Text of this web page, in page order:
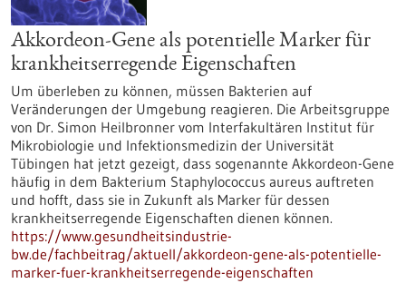
Akkordeon-Gene als potentielle Marker für
krankheitserregende Eigenschaften
Um überleben zu können, müssen Bakterien auf
Veränderungen der Umgebung reagieren. Die Arbeitsgruppe
von Dr. Simon Heilbronner vom Interfakultären Institut für
Mikrobiologie und Infektionsmedizin der Universität
Tübingen hat jetzt gezeigt, dass sogenannte Akkordeon-Gene
häufig in dem Bakterium Staphylococcus aureus auftreten
und hofft, dass sie in Zukunft als Marker für dessen
krankheitserregende Eigenschaften dienen können.
https://www.gesundheitsindustrie-
bw.de/fachbeitrag/aktuell/akkordeon-gene-als-potentielle-
marker-fuer-krankheitserregende-eigenschaften